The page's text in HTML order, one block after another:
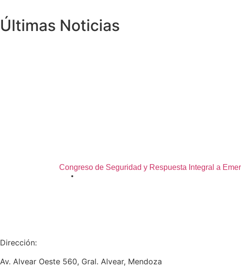
Últimas Noticias
Congreso de Seguridad y Respuesta Integral a
Dirección:
Av. Alvear Oeste 560, Gral. Alvear, Mendoza